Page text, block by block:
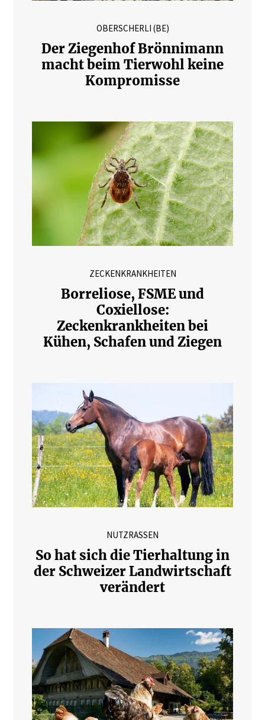
OBERSCHERLI (BE)
Der Ziegenhof Brönnimann
macht beim Tierwohl keine
Kompromisse
ZECKENKRANKHEITEN
Borreliose, FSME und
Coxiellose:
Zeckenkrankheiten bei
Kühen, Schafen und Ziegen
NUTZRASSEN
So hat sich die Tierhaltung in
der Schweizer Landwirtschaft
verändert